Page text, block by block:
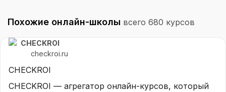
Похожие онлайн-школы всего 680 курсов
CHECKROI
checkroi.ru
CHECKROI
CHECKROI — агрегатор онлайн-курсов, который